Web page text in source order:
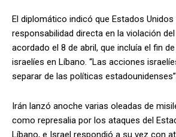
El diplomático indicó que Estados Unidos
responsabilidad directa en la violación
acordado el 8 de abril, que incluía el fin
israelíes en Líbano. “Las acciones
separar de las políticas
Irán lanzó anoche varias oleadas de
como represalia por los ataques del
Líbano, e Israel respondió a su vez con